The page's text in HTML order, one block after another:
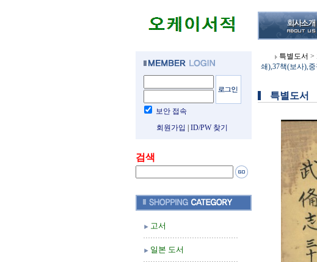
보안 접속
회원가입
ID/PW 찾기
검색
고서
일본 도서
특별도서 >
쇄),37책(보사),
특별도서